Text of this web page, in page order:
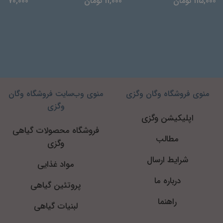
منوی فروشگاه وگان وگزی
اپلیکیشن وگزی
مطالب
شرایط ارسال
درباره ما
راهنما
منوی وب‌سایت فروشگاه وگان
وگزی
فروشگاه محصولات گیاهی
وگزی
مواد غذایی
پروتئین گیاهی
لبنیات گیاهی